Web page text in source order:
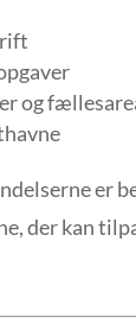
og
er
der kan